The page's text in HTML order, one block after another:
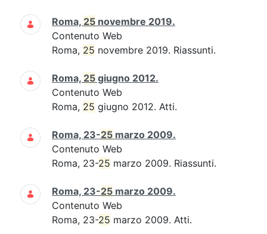
Roma, 25 novembre 2019.
Contenuto Web
Roma, 25 novembre 2019. Riassunti.
Roma, 25 giugno 2012.
Contenuto Web
Roma, 25 giugno 2012. Atti.
Roma, 23-25 marzo 2009.
Contenuto Web
Roma, 23-25 marzo 2009. Riassunti.
Roma, 23-25 marzo 2009.
Contenuto Web
Roma, 23-25 marzo 2009. Atti.